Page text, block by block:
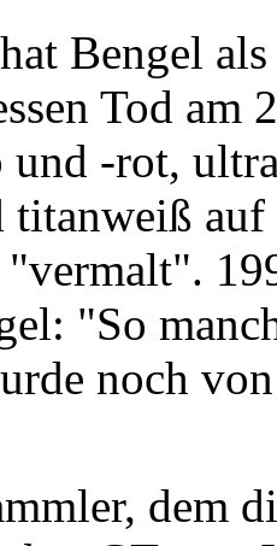
Bengel
Tod am
und -rot,
"So
noch
dem